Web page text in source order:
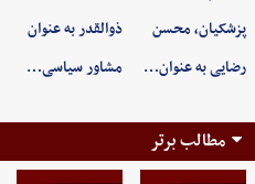
پزشکیان، محسن
رضایی به عنوان…
ذوالقدر به عنوان
مشاور سیاسی…
مطالب برتر